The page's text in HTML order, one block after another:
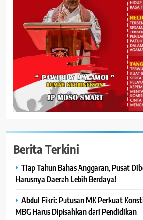
Berita Terkini
Tiap Tahun Bahas Anggaran, Pusat
Harusnya Daerah Lebih Berdaya!
Abdul Fikri: Putusan MK Perkuat
MBG Harus Dipisahkan dari Pendidikan